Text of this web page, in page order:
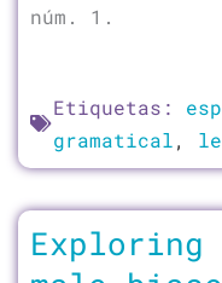
núm. 1.
Etiquetas:
gramatical,